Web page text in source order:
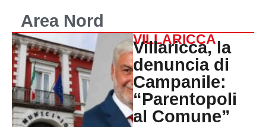
Area Nord
VILLARICCA
Villaricca, la
denuncia di
Campanile:
“Parentopoli
al Comune”